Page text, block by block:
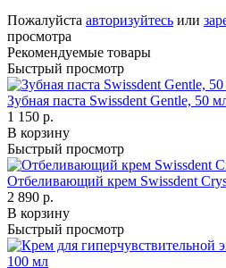
Пожалуйста авторизуйтесь или
просмотра
Рекомендуемые товары
Быстрый просмотр
Зубная паста Swissdent Gentle, 50
1 150 р.
В корзину
Быстрый просмотр
Отбеливающий крем Swissdent
2 890 р.
В корзину
Быстрый просмотр